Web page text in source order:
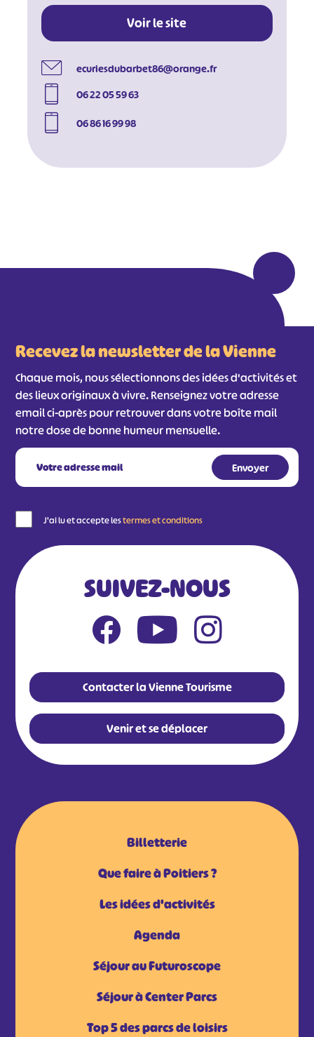
Voir le site
ecuriesdubarbet86@orange.fr
06 22 05 59 63
06 86 16 99 98
Recevez la newsletter de la Vienne
Chaque mois, nous sélectionnons des idées d'activités et
des lieux originaux à vivre. Renseignez votre adresse
email ci-après pour retrouver dans votre boîte mail
notre dose de bonne humeur mensuelle.
J'ai lu et accepte lestermes et conditions
SUIVEZ-NOUS
Contacter la Vienne Tourisme
Venir et se déplacer
Billetterie
Que faire à Poitiers ?
Les idées d'activités
Agenda
Séjour au Futuroscope
Séjour à Center Parcs
Top 5 des parcs de loisirs
#
#
#